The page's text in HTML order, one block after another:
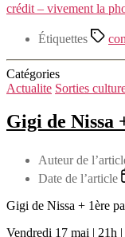
crédit – vivement la
Étiquettes
Catégories
Actualite Sorties
Gigi de Nissa
Auteur de
Date de l’article
Gigi de Nissa + 1ère
Vendredi 17 mai | 21h